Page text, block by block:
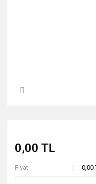
0,00 TL
Fiyat 0,00